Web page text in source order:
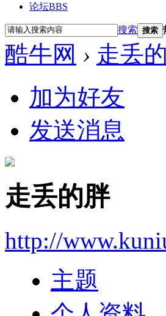
论坛BBS
搜索 搜索
酷牛网 › 走丢
加为好友
发送消息
走丢的胖
http://
主题